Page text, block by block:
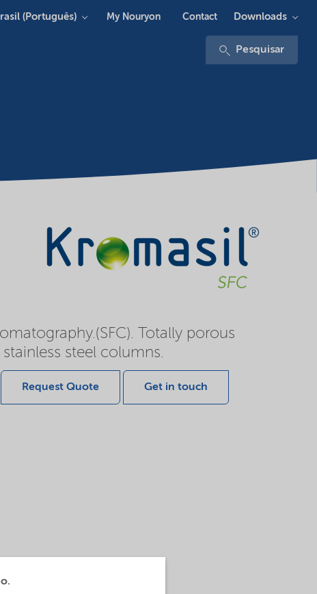
Pesquisar
(Português) My Nouryon Contact Downloads
Totally porous
steel columns.
Request Quote Get in touch